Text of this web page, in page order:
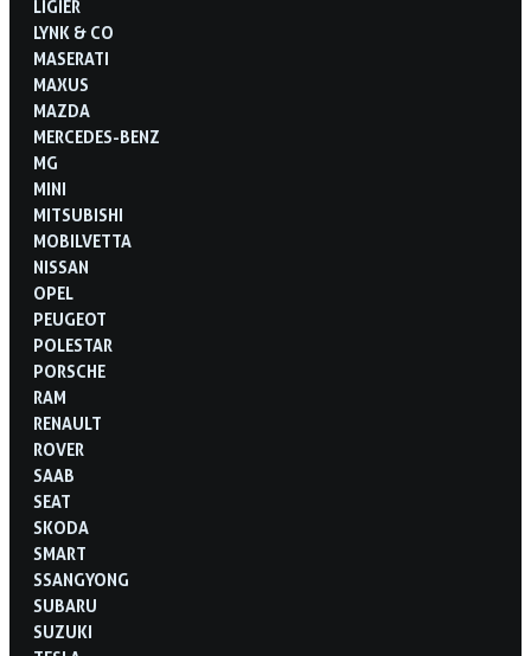
LIGIER
LYNK & CO
MASERATI
MAXUS
MAZDA
MERCEDES-BENZ
MG
MINI
MITSUBISHI
MOBILVETTA
NISSAN
OPEL
PEUGEOT
POLESTAR
PORSCHE
RAM
RENAULT
ROVER
SAAB
SEAT
SKODA
SMART
SSANGYONG
SUBARU
SUZUKI